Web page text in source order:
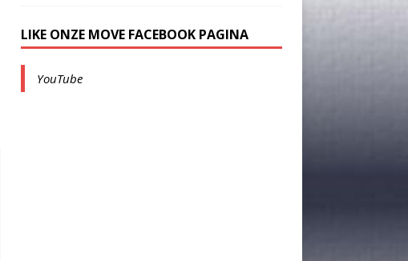
LIKE ONZE MOVE FACEBOOK PAGINA
YouTube